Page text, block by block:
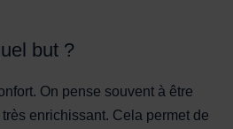
but ?
On pense souvent à être
enrichissant. Cela permet de